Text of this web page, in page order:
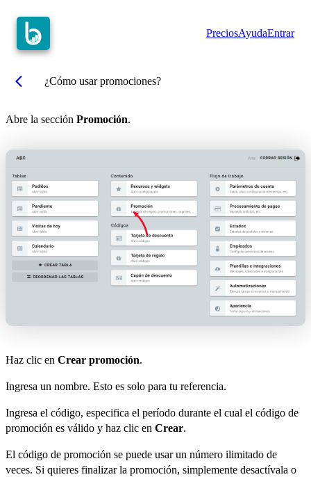
PreciosAyudaEntrar
arrow_back_ios ¿Cómo usar promociones?
Abre la sección Promoción.
Haz clic en Crear promoción.
Ingresa un nombre. Esto es solo para tu referencia.
Ingresa el código, especifica el período durante el cual el código de
promoción es válido y haz clic en Crear.
El código de promoción se puede usar un número ilimitado de
veces. Si quieres finalizar la promoción, simplemente desactívala o